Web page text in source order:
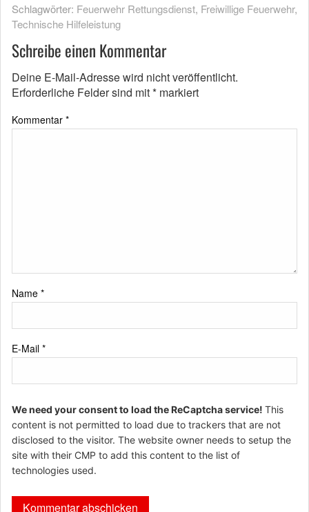
Schlagwörter: Feuerwehr Rettungsdienst, Freiwillige Feuerwehr,
Technische Hilfeleistung
Schreibe einen Kommentar
Deine E-Mail-Adresse wird nicht veröffentlicht.
Erforderliche Felder sind mit* markiert
Kommentar *
Name *
E-Mail *
We need your consent to load the ReCaptcha service! This
content is not permitted to load due to trackers that are not
disclosed to the visitor. The website owner needs to setup the
site with their CMP to add this content to the list of
technologies used.